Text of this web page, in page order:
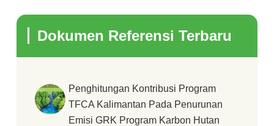
Dokumen Referensi Terbaru
Penghitungan Kontribusi Program
TFCA Kalimantan Pada Penurunan
Emisi GRK Program Karbon Hutan